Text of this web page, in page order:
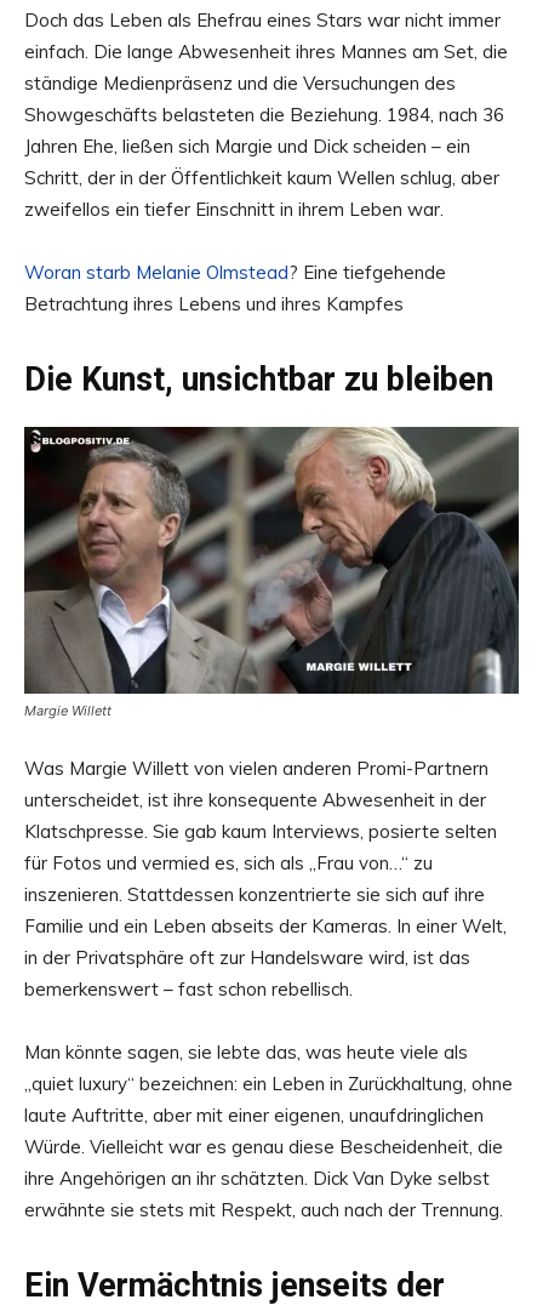
Doch das Leben als Ehefrau eines Stars war nicht immer
einfach. Die lange Abwesenheit ihres Mannes am Set, die
ständige Medienpräsenz und die Versuchungen des
Showgeschäfts belasteten die Beziehung. 1984, nach 36
Jahren Ehe, ließen sich Margie und Dick scheiden – ein
Schritt, der in der Öffentlichkeit kaum Wellen schlug, aber
zweifellos ein tiefer Einschnitt in ihrem Leben war.
Woran starb Melanie Olmstead? Eine tiefgehende
Betrachtung ihres Lebens und ihres Kampfes
Die Kunst, unsichtbar zu bleiben
Margie Willett
Was Margie Willett von vielen anderen Promi-Partnern
unterscheidet, ist ihre konsequente Abwesenheit in der
Klatschpresse. Sie gab kaum Interviews, posierte selten
für Fotos und vermied es, sich als „Frau von…“ zu
inszenieren. Stattdessen konzentrierte sie sich auf ihre
Familie und ein Leben abseits der Kameras. In einer Welt,
in der Privatsphäre oft zur Handelsware wird, ist das
bemerkenswert – fast schon rebellisch.
Man könnte sagen, sie lebte das, was heute viele als
„quiet luxury“ bezeichnen: ein Leben in Zurückhaltung, ohne
laute Auftritte, aber mit einer eigenen, unaufdringlichen
Würde. Vielleicht war es genau diese Bescheidenheit, die
ihre Angehörigen an ihr schätzten. Dick Van Dyke selbst
erwähnte sie stets mit Respekt, auch nach der Trennung.
Ein Vermächtnis jenseits der